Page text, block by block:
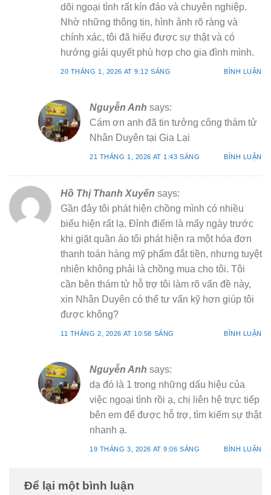
dõi ngoại tình rất kín đáo và chuyên nghiệp.
Nhờ những thông tin, hình ảnh rõ ràng và
chính xác, tôi đã hiểu được sự thật và có
hướng giải quyết phù hợp cho gia đình mình.
20 THÁNG 1, 2026 AT 9:12 SÁNG BÌNH LUẬN
Nguyễn Anh says:
Cám ơn anh đã tin tưởng công thám tử
Nhân Duyên tại Gia Lại
21 THÁNG 1, 2026 AT 1:43 SÁNG BÌNH LUẬN
Hồ Thị Thanh Xuyến says:
Gần đây tôi phát hiện chồng mình có nhiều
biểu hiện rất lạ. Đỉnh điểm là mấy ngày trước
khi giặt quần áo tôi phát hiện ra một hóa đơn
thanh toán hàng mỹ phẩm đắt tiền, nhưng tuyệt
nhiên không phải là chồng mua cho tôi. Tôi
cần bên thám tử hỗ trợ tôi làm rõ vấn đề này,
xin Nhân Duyên có thể tư vấn kỹ hơn giúp tôi
được không?
11 THÁNG 2, 2026 AT 10:58 SÁNG BÌNH LUẬN
Nguyễn Anh says:
dạ đó là 1 trong những dấu hiệu của
việc ngoại tình rồi ạ, chị liên hệ trực tiếp
bên em để được hỗ trợ, tìm kiếm sự thật
nhanh ạ.
19 THÁNG 3, 2026 AT 9:06 SÁNG BÌNH LUẬN
Để lại một bình luận